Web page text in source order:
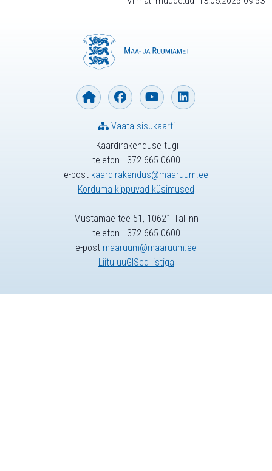
Kaardirakenduse tugi
telefon +372 665 0600
e-post kaardirakendus@maaruum.ee
Korduma kippuvad küsimused
Vaata sisukaarti
Mustamäe tee 51, 10621 Tallinn
telefon +372 665 0600
e-post maaruum@maaruum.ee
Liitu uuGISed listiga